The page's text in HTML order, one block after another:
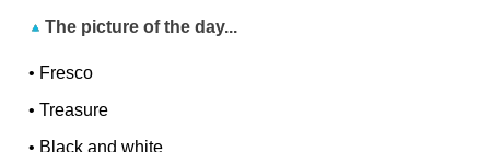
The picture of the day...
• Fresco
•Treasure
• Black and white